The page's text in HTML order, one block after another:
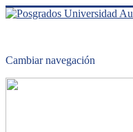
Cambiar navegación